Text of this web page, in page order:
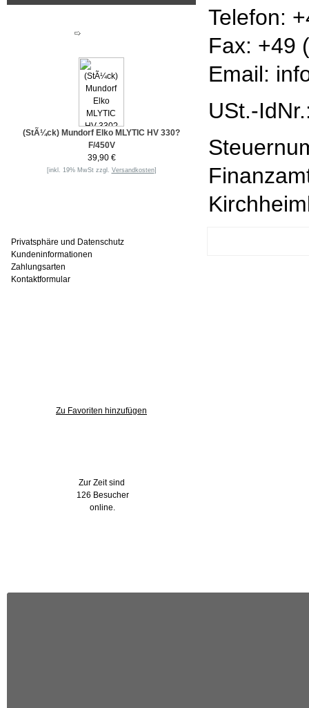
(StÃ¼ck) Mundorf Elko MLYTIC HV 330?
F/450V
39,90 €
[inkl. 19% MwSt zzgl. Versandkosten]
Privatsphäre und Datenschutz
Kundeninformationen
Zahlungsarten
Kontaktformular
Zu Favoriten hinzufügen
Zur Zeit sind
126 Besucher
online.
Telefon:
Fax: +49
Email:
USt.-